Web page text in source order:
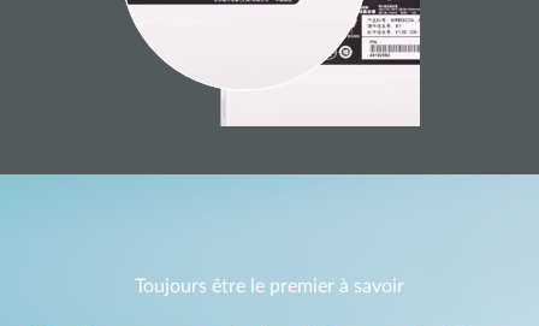
Toujours être le premier à savoir